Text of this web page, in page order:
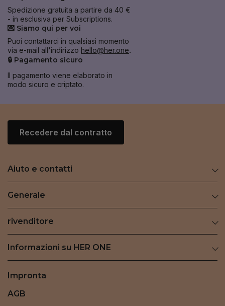
Spedizione gratuita a partire da 40 €
- in esclusiva per Subscriptions.
💌 Siamo qui per voi
Puoi contattarci in qualsiasi momento
via e-mail all'indirizzo hello@her.one.
🔒 Pagamento sicuro
Il pagamento viene elaborato in
modo sicuro e criptato.
Recedere dal contratto
Aiuto e contatti
Generale
rivenditore
Informazioni su HER ONE
Impronta
AGB